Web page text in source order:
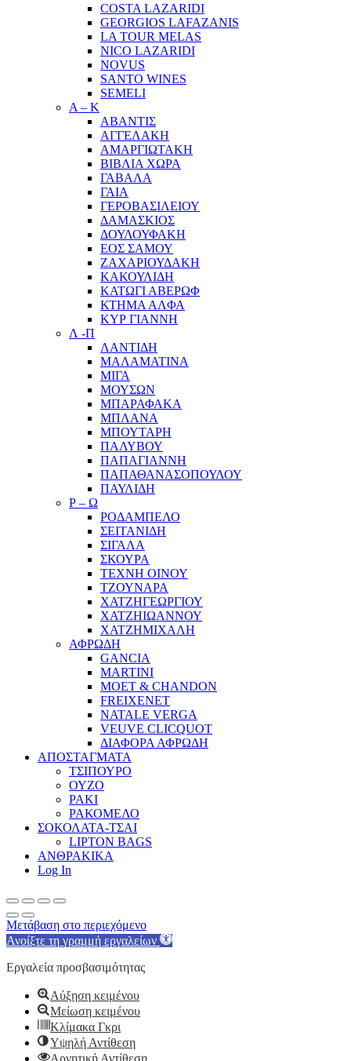
COSTA LAZARIDI
GEORGIOS LAFAZANIS
LA TOUR MELAS
NICO LAZARIDI
NOVUS
SANTO WINES
SEMELI
Α – Κ
ΑΒΑΝΤΙΣ
ΑΓΓΕΛΑΚΗ
ΑΜΑΡΓΙΩΤΑΚΗ
ΒΙΒΛΙΑ ΧΩΡΑ
ΓΑΒΑΛΑ
ΓΑΙΑ
ΓΕΡΟΒΑΣΙΛΕΙΟΥ
ΔΑΜΑΣΚΙΟΣ
ΔΟΥΛΟΥΦΑΚΗ
ΕΟΣ ΣΑΜΟΥ
ΖΑΧΑΡΙΟΥΔΑΚΗ
ΚΑΚΟΥΛΙΔΗ
ΚΑΤΩΓΙ ΑΒΕΡΩΦ
ΚΤΗΜΑ ΑΛΦΑ
ΚΥΡ ΓΙΑΝΝΗ
Λ -Π
ΛΑΝΤΙΔΗ
ΜΑΛΑΜΑΤΙΝΑ
ΜΙΓΑ
ΜΟΥΣΩΝ
ΜΠΑΡΑΦΑΚΑ
ΜΠΛΑΝΑ
ΜΠΟΥΤΑΡΗ
ΠΑΛΥΒΟΥ
ΠΑΠΑΓΙΑΝΝΗ
ΠΑΠΑΘΑΝΑΣΟΠΟΥΛΟΥ
ΠΑΥΛΙΔΗ
Ρ – Ω
ΡΟΔΑΜΠΕΛΟ
ΣΕΙΤΑΝΙΔΗ
ΣΙΓΑΛΑ
ΣΚΟΥΡΑ
ΤΕΧΝΗ ΟΙΝΟΥ
ΤΖΟΥΝΑΡΑ
ΧΑΤΖΗΓΕΩΡΓΙΟΥ
ΧΑΤΖΗΙΩΑΝΝΟΥ
ΧΑΤΖΗΜΙΧΑΛΗ
ΑΦΡΩΔΗ
GANCIA
MARTINI
MOET & CHANDON
FREIXENET
NATALE VERGA
VEUVE CLICQUOT
ΔΙΑΦΟΡΑ ΑΦΡΩΔΗ
ΑΠΟΣΤΑΓΜΑΤΑ
ΤΣΙΠΟΥΡΟ
ΟΥΖΟ
ΡΑΚΙ
ΡΑΚΟΜΕΛΟ
ΣΟΚΟΛΑΤΑ-ΤΣΑΙ
LIPTON BAGS
ΑΝΘΡΑΚΙΚΑ
Log In
Μετάβαση στο περιεχόμενο
Ανοίξτε τη γραμμή εργαλείων
Εργαλεία προσβασιμότητας
Αύξηση κειμένου
Μείωση κειμένου
Κλίμακα Γκρι
Υψηλή Αντίθεση
Αρνητική Αντίθεση